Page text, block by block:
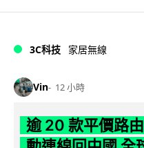
3C科技 家居無線
Vin 12 小時
逾 20 款平價路